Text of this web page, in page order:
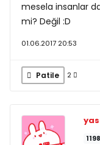
mesela insanlar
mi? Değil :D
01.06.2017 20:53
Patile 2